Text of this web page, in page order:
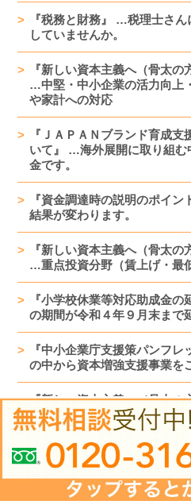
『税務と財務』 …税理士さ
していませんか。
『新しい資本主義へ（骨太の
…中堅・中小企業の活力向上
や家計への対応
『ＪＡＰＡＮブランド育成
いて』 …海外展開に取り組む
金です。
『資金調達時の説明のポイ
結果が変わります。
『新しい資本主義へ（骨太の
…重点投資分野（賃上げ・最
『小学校休業等対応助成金
の期間が令和４年９月末まで
『中小企業庁支援策パンフ
の中から資本増強支援事業を
『新しい資本主義へ（骨太
を成長のエンジンに変え、持
『雇用調整助成金の特例措
９月末までの延長が発表され